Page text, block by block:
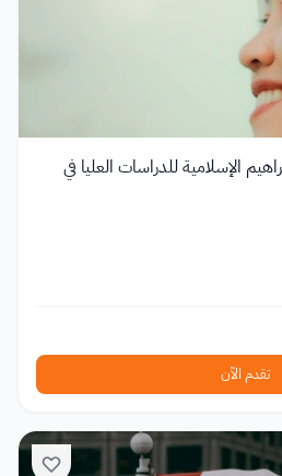
الإسلامية للدراسات العليا في
تقدم الآن